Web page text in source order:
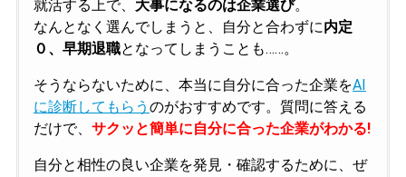
就活する上で、 大事になるのは企業選び。
なんとなく選んでしまうと、自分と合わずに内定
０、早期退職となってしまうことも……。
そうならないために、本当に自分に合った企業をAI
に診断してもらう のがおすすめです。質問に答える
だけで、 サクッと簡単に自分に合った企業がわかる!
自分と相性の良い企業を発見・確認するために、ぜ